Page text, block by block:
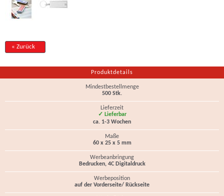
« Zurück
Produktdetails
Mindestbestellmenge
500 Stk.
Lieferzeit
✓ Lieferbar
ca. 1-3 Wochen
Maße
60 x 25 x 5 mm
Werbeanbringung
Bedrucken, 4C Digitaldruck
Werbeposition
auf der Vorderseite/ Rückseite